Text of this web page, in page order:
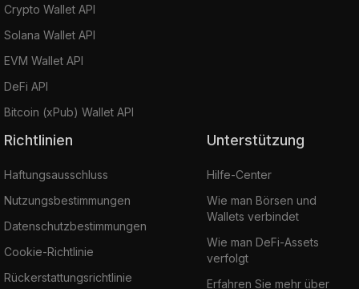
Crypto Wallet API
Solana Wallet API
EVM Wallet API
DeFi API
Bitcoin (xPub) Wallet API
Richtlinien
Haftungsausschluss
Nutzungsbestimmungen
Datenschutzbestimmungen
Cookie-Richtlinie
Rückerstattungsrichtlinie
Unterstützung
Hilfe-Center
Wie man Börsen und
Wallets verbindet
Wie man DeFi-Assets
verfolgt
Erfahren Sie mehr über